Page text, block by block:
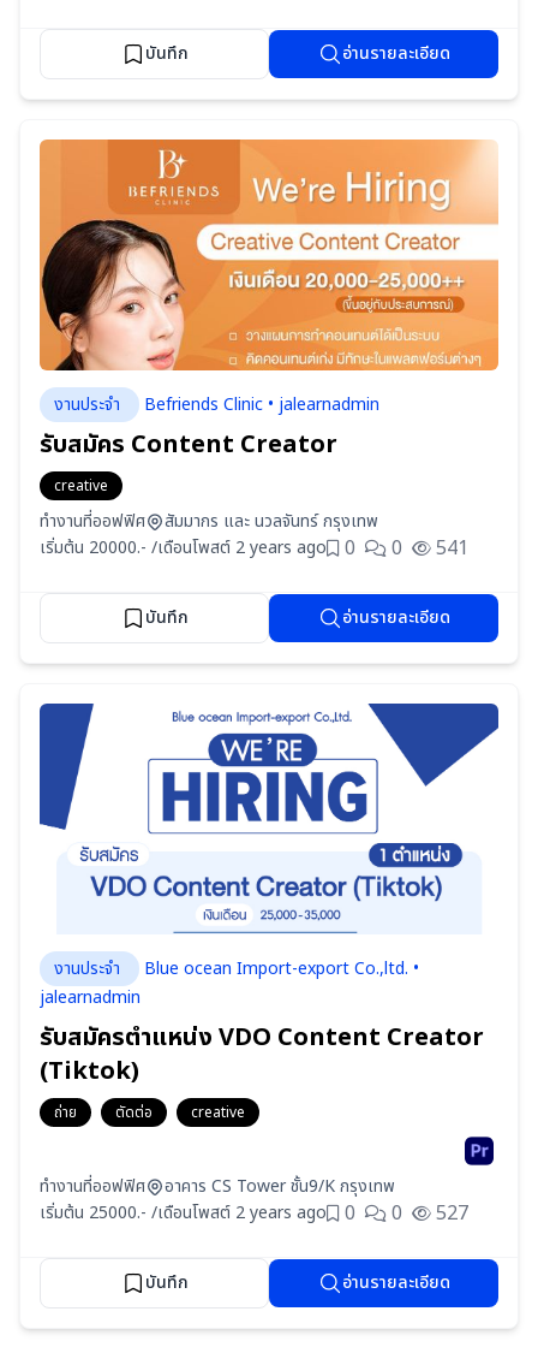
บันทึก อ่านรายละเอียด
งานประจำ Befriends Clinic • jalearnadmin
รับสมัคร Content Creator
creative
ทำงานที่ออฟฟิศ
สัมมากร และ นวลจันทร์ กรุงเทพ
เริ่มต้น 20000.- /เดือนโพสต์ 2 years ago 0 0 541
บันทึก อ่านรายละเอียด
งานประจำ
Blue ocean Import-export Co.,ltd. •
jalearnadmin
รับสมัครตำแหน่ง VDO Content Creator
(Tiktok)
ถ่าย ตัดต่อ creative
ทำงานที่ออฟฟิศ
อาคาร CS Tower ชั้น9/K กรุงเทพ
เริ่มต้น 25000.- /เดือนโพสต์ 2 years ago 0 0 527
บันทึก อ่านรายละเอียด